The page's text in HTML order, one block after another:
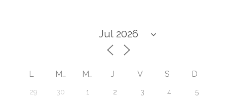
L M M J V S D
29 30 1 2 3 4 5